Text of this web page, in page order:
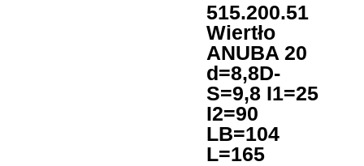
515.200.51
Wiertło
ANUBA 20
d=8,8D-
S=9,8 I1=25
I2=90
LB=104
L=165